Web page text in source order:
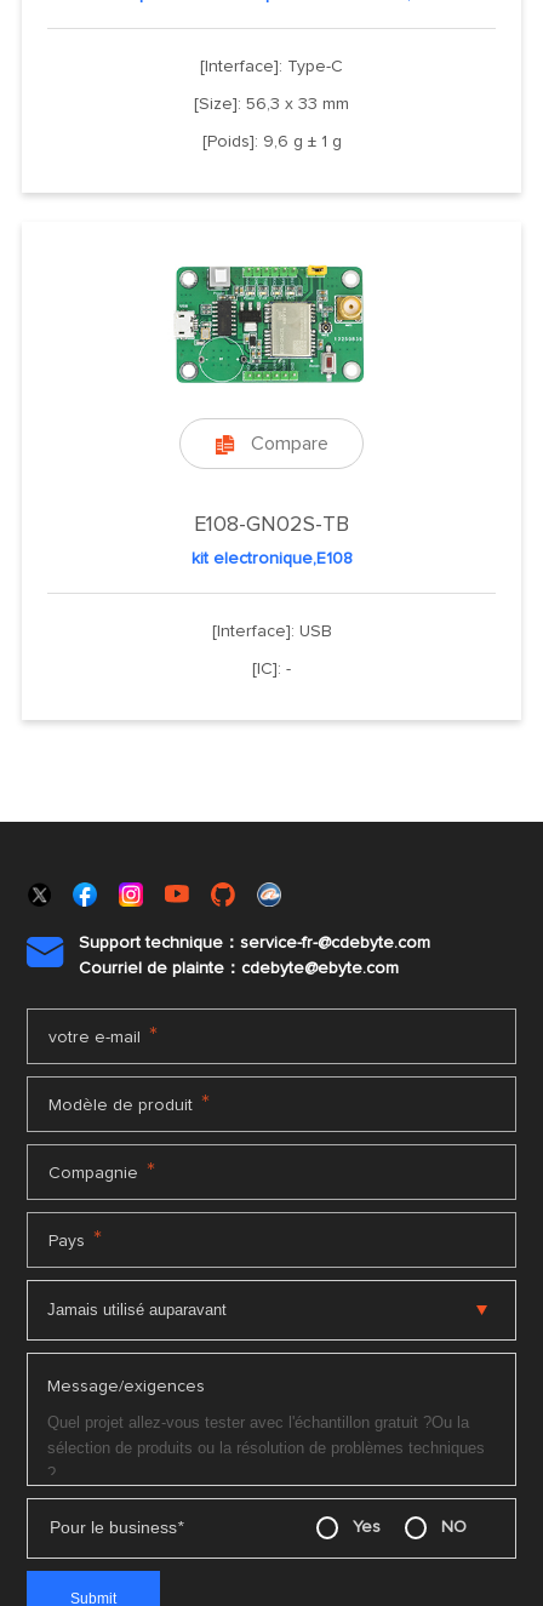
[Interface]: Type-C
[Size]: 56,3 x 33 mm
[Poids]: 9,6 g ± 1 g
 Compare
E108-GN02S-TB
kit electronique,E108
[Interface]: USB
[IC]: -

Support technique：service-fr-@cdebyte.com
Courriel de plainte：cdebyte@ebyte.com
votre e-mail *
Modèle de produit *
Compagnie *
Pays *
Message/exigences
Pour le business* Yes NO